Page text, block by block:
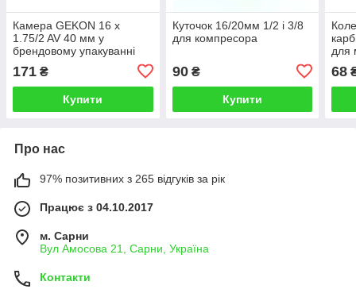
Камера GEKON 16 x
1.75/2 AV 40 мм у
брендовому упакуванні
171 ₴
Купити
Куточок 16/20мм 1/2 і 3/8
для компресора
90₴
Купити
для
68
Про нас
97% позитивних з 265 відгуків за рік
Працює з 04.10.2017
м. Сарни
Вул Амосова 21, Сарни, Україна
Контакти